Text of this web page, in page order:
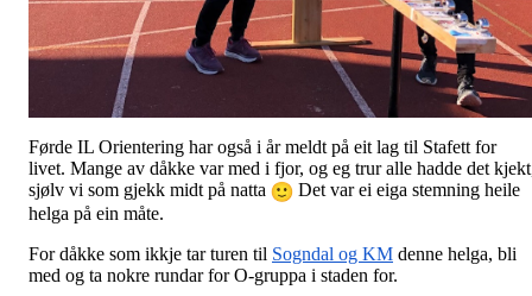
Førde IL Orientering har også i år meldt på eit lag til Stafett for
livet. Mange av dåkke var med i fjor, og eg trur alle hadde det
sjølv vi som gjekk midt på natta
Det var ei eiga stemning heile
helga på ein måte.
For dåkke som ikkje tar turen til Sogndal og KM denne helga, bli
med og ta nokre rundar for O-gruppa i staden for.